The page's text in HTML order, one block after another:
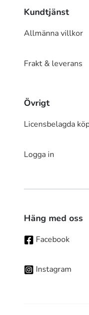
Kundtjänst
Allmänna villkor
Frakt & leverans
Övrigt
Licensbelagda
Logga in
Häng med oss
Facebook
Instagram